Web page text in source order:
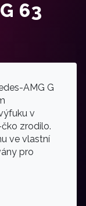
63
AMG G
v
zrodilo.
ve vlastní
pro